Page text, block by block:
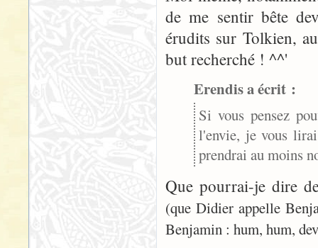
de me sentir bête
érudits sur Tolkien,
but recherché ! ^^'
Erendis a écrit :
Si vous pensez
l'envie, je vous
prendrai au moins
Que pourrai-je dire
(que Didier appelle
Benjamin : hum, hum,